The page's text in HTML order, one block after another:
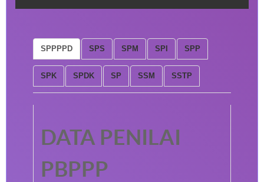
SPPPPD SPS SPM SPI SPP
SPK SPDK SP SSM SSTP
DATA PENILAI
PBPPP